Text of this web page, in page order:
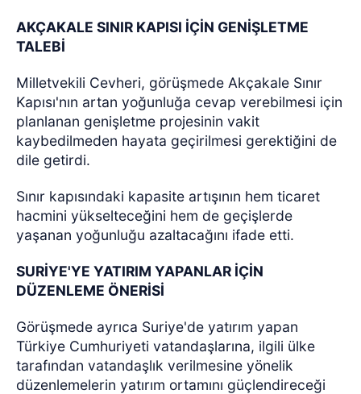
AKÇAKALE SINIR KAPISI İÇİN GENİŞLETME
TALEBİ
Milletvekili Cevheri, görüşmede Akçakale Sınır
Kapısı'nın artan yoğunluğa cevap verebilmesi için
planlanan genişletme projesinin vakit
kaybedilmeden hayata geçirilmesi gerektiğini de
dile getirdi.
Sınır kapısındaki kapasite artışının hem ticaret
hacmini yükselteceğini hem de geçişlerde
yaşanan yoğunluğu azaltacağını ifade etti.
SURİYE'YE YATIRIM YAPANLAR İÇİN
DÜZENLEME ÖNERİSİ
Görüşmede ayrıca Suriye'de yatırım yapan
Türkiye Cumhuriyeti vatandaşlarına, ilgili ülke
tarafından vatandaşlık verilmesine yönelik
düzenlemelerin yatırım ortamını güçlendireceği